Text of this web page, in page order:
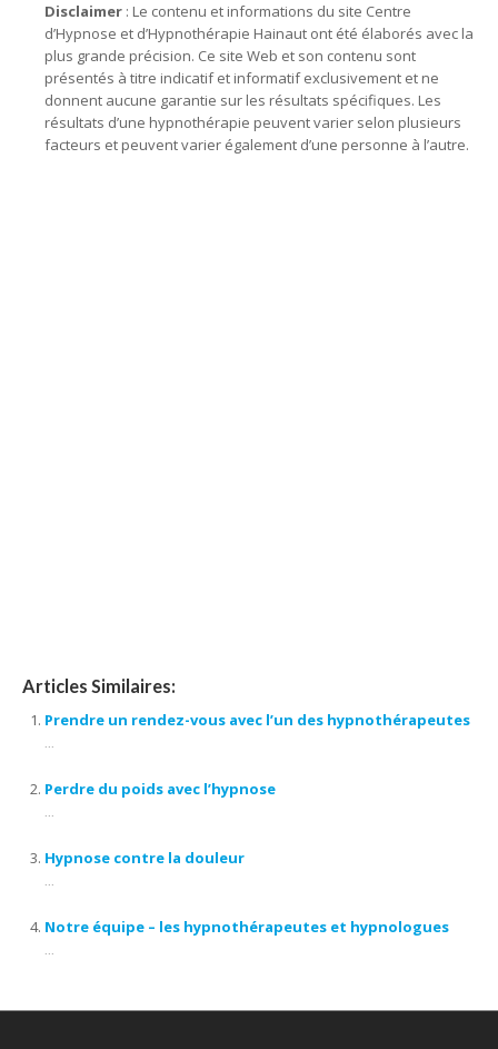
Disclaimer : Le contenu et informations du site Centre
d’Hypnose et d’Hypnothérapie Hainaut ont été élaborés avec la
plus grande précision. Ce site Web et son contenu sont
présentés à titre indicatif et informatif exclusivement et ne
donnent aucune garantie sur les résultats spécifiques. Les
résultats d’une hypnothérapie peuvent varier selon plusieurs
facteurs et peuvent varier également d’une personne à l’autre.
Articles Similaires:
Prendre un rendez-vous avec l’un des hypnothérapeutes
...
Perdre du poids avec l’hypnose
...
Hypnose contre la douleur
...
Notre équipe – les hypnothérapeutes et hypnologues
...